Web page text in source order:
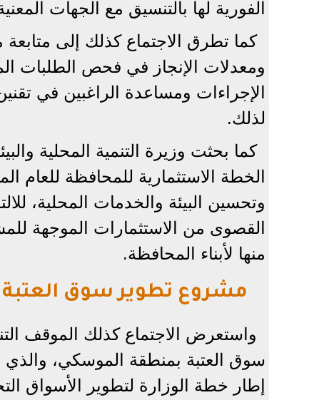
الفورية لها بالتنسيق مع الجهات
كما تطرق الاجتماع كذلك إلى متابعة
ومعدلات الإنجاز في فحص الطلبات
الإجراءات ومساعدة الراغبين في
لذلك.
كما بحثت وزيرة التنمية المحلية
الخطة الاستثمارية للمحافظة للعام
وتحسين البيئة والخدمات المحلية،
القصوى من الاستثمارات الموجهة
منها لأبناء المحافظة.
مشروع تطوير سوق العتبة
واستعرض الاجتماع كذلك الموقف
سوق العتبة بمنطقة الموسكي، والذي
إطار خطة الوزارة لتطوير الأسواق